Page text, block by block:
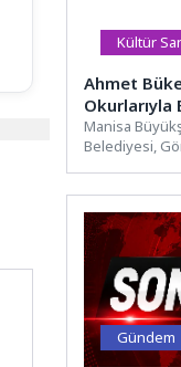
Kültür
Ahmet
Okurlarıyla
Manisa
Belediyesi,
Gündem